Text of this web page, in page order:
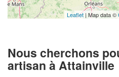
Leaflet | Map data ©
Nous cherchons
artisan à Attainville